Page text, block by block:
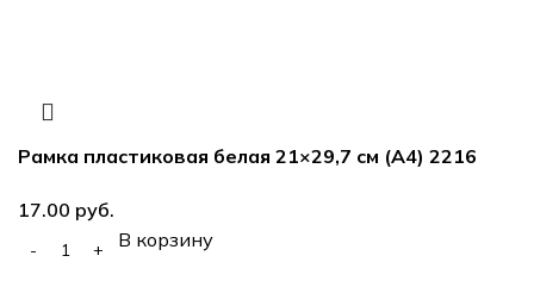
Рамка пластиковая белая 21×29,7 см (А4) 2216
руб.
В корзину